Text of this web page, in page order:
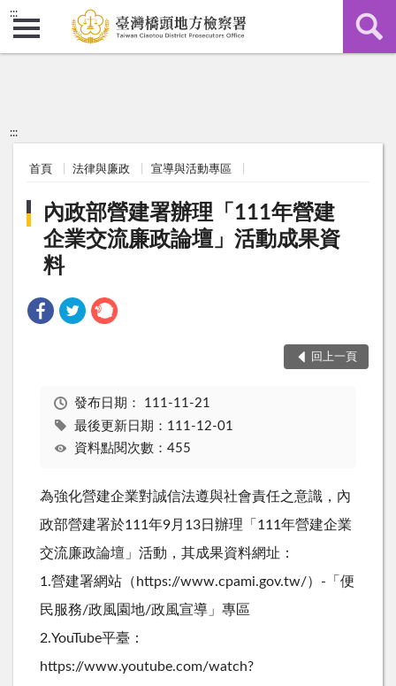
:::
:::
首頁 法律與廉政 宣導與活動專區
內政部營建署辦理「111年營建
企業交流廉政論壇」活動成果資
料
回上一頁
發布日期： 111-11-21
最後更新日期：111-12-01
資料點閱次數：455
為強化營建企業對誠信法遵與社會責任之意識，內
政部營建署於111年9月13日辦理「111年營建企業
交流廉政論壇」活動，其成果資料網址：
1.營建署網站（https://www.cpami.gov.tw/）-「便
民服務/政風園地/政風宣導」專區
2.YouTube平臺：
https://www.youtube.com/watch?